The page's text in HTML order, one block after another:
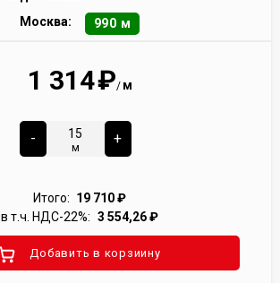
Москва:
990 м
1 314₽/ м
-
м
+
Итого: 19 710₽
в т.ч. НДС-22%: 3 554,26₽
Добавить в корзиину